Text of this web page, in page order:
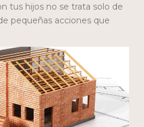
tus hijos no se trata solo de
pequeñas acciones que